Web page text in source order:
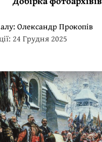
Олександр Прокопів
24 Грудня 2025